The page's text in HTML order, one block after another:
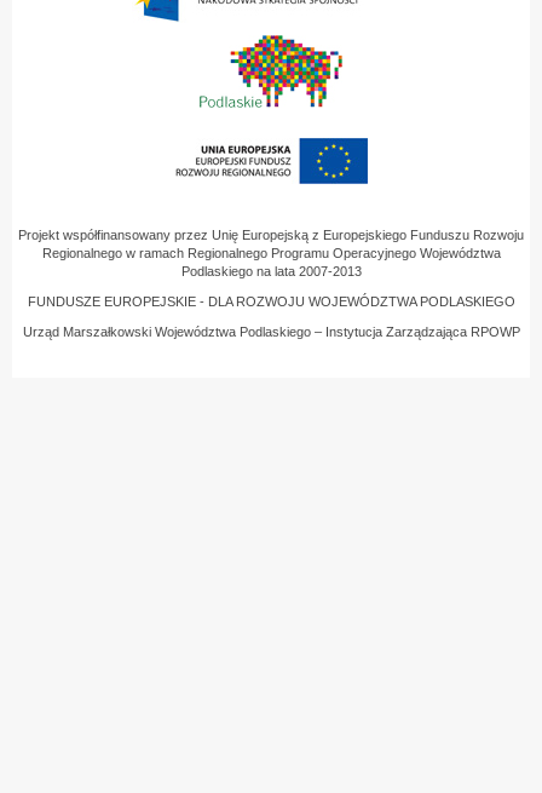
Projekt współfinansowany przez Unię Europejską z Europejskiego Funduszu Rozwoju
Regionalnego w ramach Regionalnego Programu Operacyjnego Województwa
Podlaskiego na lata 2007-2013
FUNDUSZE EUROPEJSKIE - DLA ROZWOJU WOJEWÓDZTWA PODLASKIEGO
Urząd Marszałkowski Województwa Podlaskiego – Instytucja Zarządzająca RPOWP